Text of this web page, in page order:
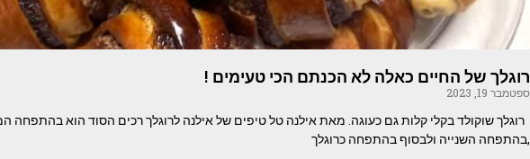
רוגלך של החיים כאלה לא הכנתם הכי טעימים !
ספטמבר 19, 2023
רוגלך שוקולד בקלי קלות גם כעוגה. מאת אילנה טל טיפים של אילנה לרוגלך רכים הסוד הוא בהתפחה
,בהתפחה השנייה ולבסוף בהתפחה כרוגלך